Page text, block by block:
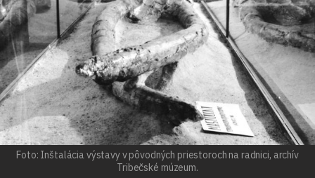
Foto: Inštalácia výstavy v pôvodných priestoroch na radnici, archív
Tribečské múzeum.